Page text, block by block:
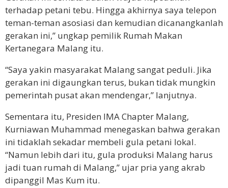
terhadap petani tebu. Hingga akhirnya saya telepon
teman-teman asosiasi dan kemudian dicanangkanlah
gerakan ini,” ungkap pemilik Rumah Makan
Kertanegara Malang itu.
“Saya yakin masyarakat Malang sangat peduli. Jika
gerakan ini digaungkan terus, bukan tidak mungkin
pemerintah pusat akan mendengar,” lanjutnya.
Sementara itu, Presiden IMA Chapter Malang,
Kurniawan Muhammad menegaskan bahwa gerakan
ini tidaklah sekadar membeli gula petani lokal.
“Namun lebih dari itu, gula produksi Malang harus
jadi tuan rumah di Malang,” ujar pria yang akrab
dipanggil Mas Kum itu.